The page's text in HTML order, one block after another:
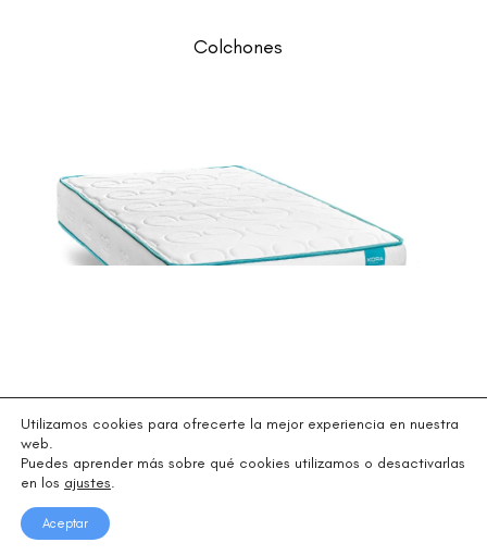
Colchones
Salones
Utilizamos cookies para ofrecerte la mejor experiencia en nuestra
web.
Puedes aprender más sobre qué cookies utilizamos o desactivarlas
en los ajustes.
Aceptar